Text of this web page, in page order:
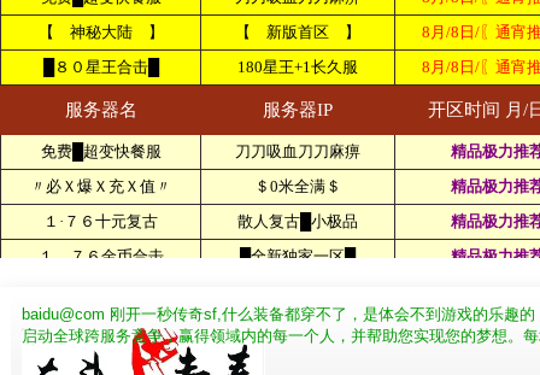
baidu@com 刚开一秒传奇sf,什么装备都穿不了，是体会不到游戏的乐趣
启动全球跨服务竞争，赢得领域内的每一个人，并帮助您实现您的梦想。